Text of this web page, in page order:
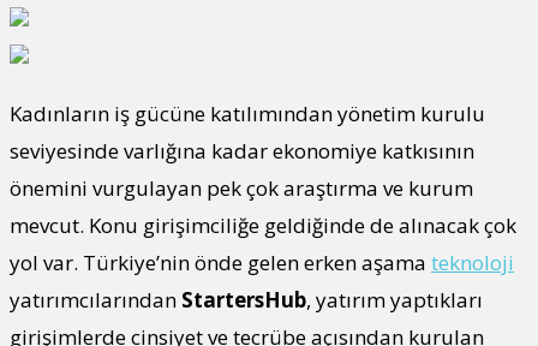
Kadınların iş gücüne katılımından yönetim kurulu
seviyesinde varlığına kadar ekonomiye katkısının
önemini vurgulayan pek çok araştırma ve kurum
mevcut. Konu girişimciliğe geldiğinde de alınacak çok
yol var. Türkiye’nin önde gelen erken aşama teknoloji
yatırımcılarından StartersHub, yatırım yaptıkları
girişimlerde cinsiyet ve tecrübe açısından kurulan